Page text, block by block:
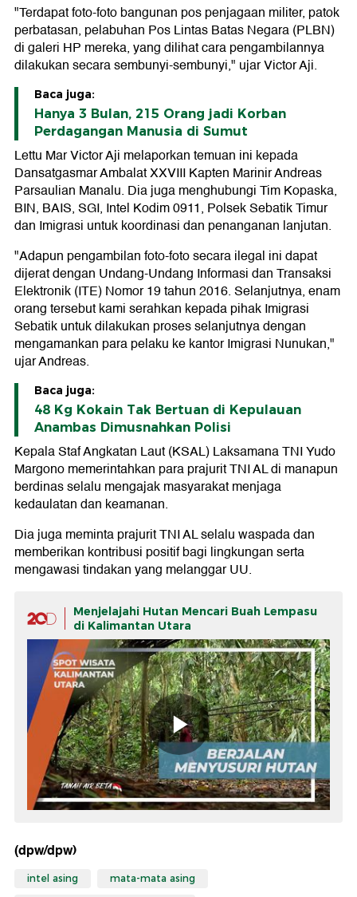
"Terdapat foto-foto bangunan pos penjagaan militer, patok
perbatasan, pelabuhan Pos Lintas Batas Negara (PLBN)
di galeri HP mereka, yang dilihat cara pengambilannya
dilakukan secara sembunyi-sembunyi," ujar Victor Aji.
Baca juga:
Hanya 3 Bulan, 215 Orang jadi Korban
Perdagangan Manusia di Sumut
Lettu Mar Victor Aji melaporkan temuan ini kepada
Dansatgasmar Ambalat XXVIII Kapten Marinir Andreas
Parsaulian Manalu. Dia juga menghubungi Tim Kopaska,
BIN, BAIS, SGI, Intel Kodim 0911, Polsek Sebatik Timur
dan Imigrasi untuk koordinasi dan penanganan lanjutan.
"Adapun pengambilan foto-foto secara ilegal ini dapat
dijerat dengan Undang-Undang Informasi dan Transaksi
Elektronik (ITE) Nomor 19 tahun 2016. Selanjutnya, enam
orang tersebut kami serahkan kepada pihak Imigrasi
Sebatik untuk dilakukan proses selanjutnya dengan
mengamankan para pelaku ke kantor Imigrasi Nunukan,"
ujar Andreas.
Baca juga:
48 Kg Kokain Tak Bertuan di Kepulauan
Anambas Dimusnahkan Polisi
Kepala Staf Angkatan Laut (KSAL) Laksamana TNI Yudo
Margono memerintahkan para prajurit TNI AL di manapun
berdinas selalu mengajak masyarakat menjaga
kedaulatan dan keamanan.
Dia juga meminta prajurit TNI AL selalu waspada dan
memberikan kontribusi positif bagi lingkungan serta
mengawasi tindakan yang melanggar UU.
Menjelajahi Hutan Mencari Buah Lempasu
di Kalimantan Utara
(dpw/dpw)
intel asing mata-mata asing